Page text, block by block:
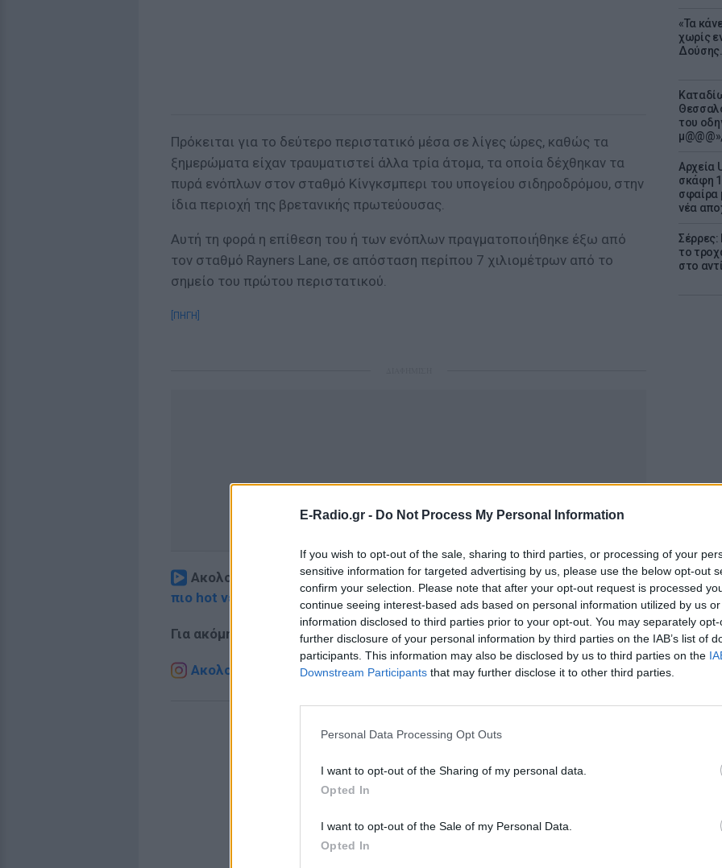
E-Radio.gr - Do Not Process My Personal Information
If you wish to opt-out of the sale, sharing to third parties, or processing of your
sensitive information for targeted advertising by us, please use the below opt-out
confirm your selection. Please note that after your opt-out request is processed
continue seeing interest-based ads based on personal information utilized by us
information disclosed to third parties prior to your opt-out. You may separately
further disclosure of your personal information by third parties on the IAB’s list of
participants. This information may also be disclosed by us to third parties on the
Downstream Participants that may further disclose it to other third parties.
Personal Data Processing Opt Outs
I want to opt-out of the Sharing of my personal data.
Opted In
I want to opt-out of the Sale of my Personal Data.
Opted In
«Τα
χωρίς
του
Αρχεία
σκάφη
σφαίρα
νέα
Σέρρες:
το
στο
Πρόκειται για το δεύτερο περιστατικό μέσα σε λίγες ώρες, καθώς τα
ξημερώματα είχαν τραυματιστεί άλλα τρία άτομα, τα οποία δέχθηκαν τα
πυρά ενόπλων στον σταθμό Κίνγκσμπερι του υπογείου σιδηροδρόμου, στην
ίδια περιοχή της βρετανικής πρωτεύουσας.
Αυτή τη φορά η επίθεση του ή των ενόπλων πραγματοποιήθηκε έξω από
τον σταθμό Rayners Lane, σε απόσταση περίπου 7 χιλιομέτρων από το
σημείο του πρώτου περιστατικού.
[ΠΗΓΗ]
Ακολουθήστε το E-Radio.gr στοGoogle Newsκαι μάθετε πρώτοιτα
πιο hot νέα
Για ακόμη περισσότερανέα, μπείτε στηνροή ειδήσεων του E-Daily.gr
Ακολουθήστε το E-Radio.gr και στο Instagram